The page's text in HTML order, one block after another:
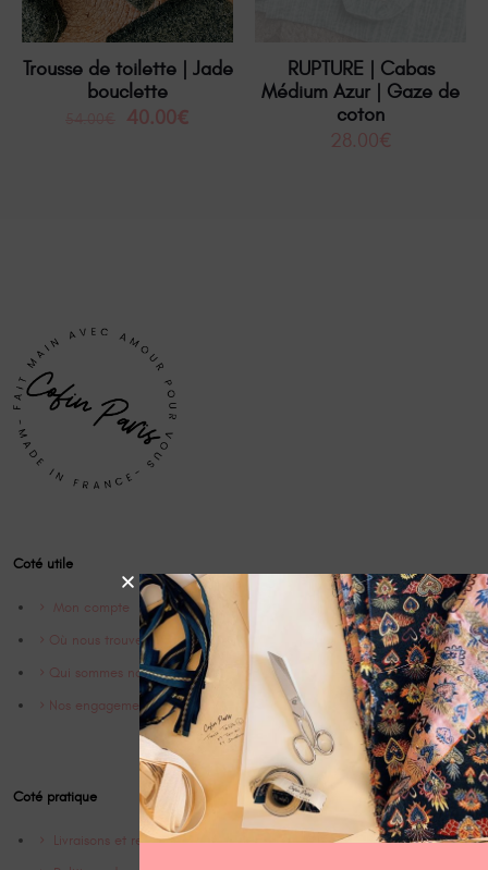
Trousse de toilette | Jade
bouclette
40.00€
RUPTURE | Cabas
Médium Azur | Gaze de
coton
28.00€
Coté utile
Mon compte
Où nous trouver
Qui sommes nous ?
Nos engagements
Coté pratique
Livraisons et retrours